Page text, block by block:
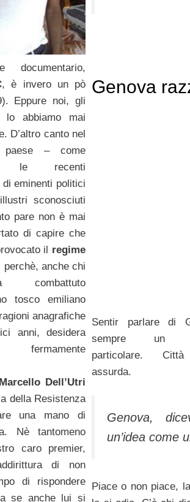
documentario,
, è invero un pò
Eppure noi, gli
lo abbiamo mai
D’altro canto nel
paese – come
le recenti
eminenti politici
sconosciuti
pare non è mai
di capire che
il regime
perchè, anche chi
tosco emiliano
anagrafiche
anni, desidera
fermamente
Marcello Dell’Utri
della Resistenza
una mano di
Nè tantomeno
caro premier,
di non
di rispondere
se anche lui si
Genova
Sentir parlare di
sempre un
particolare.
assurda.
Genova,
un’idea come
Piace o non piace,